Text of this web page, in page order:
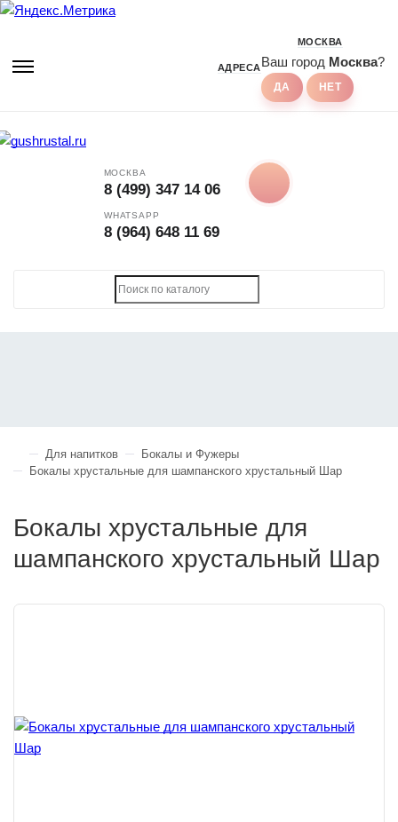
АДРЕСА
МОСКВА
Ваш город Москва?
МОСКВА
8 (499) 347 14 06
WHATSAPP
8 (964) 648 11 69
Для напитков
Бокалы и Фужеры
Бокалы хрустальные для шампанского хрустальный Шар
Бокалы хрустальные для
шампанского хрустальный Шар